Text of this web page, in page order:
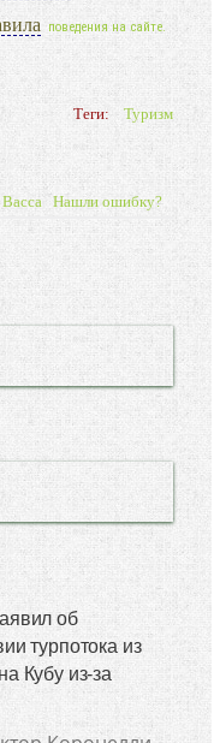
поведения на сайте.
Теги: Туризм
Васса Нашли ошибку?
об
турпотока из
Кубу из-за